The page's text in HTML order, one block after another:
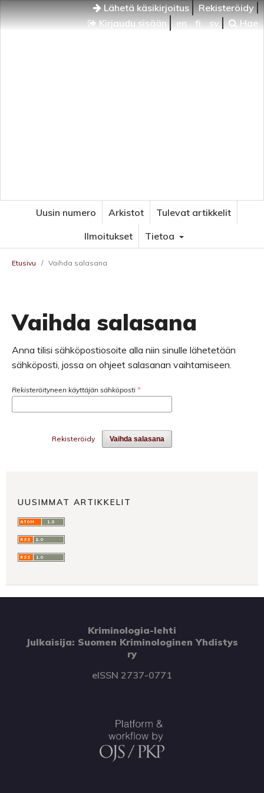
Lähetä käsikirjoitus
Rekisteröidy
Kirjaudu sisään
en fi sv Hae
Uusin numero Arkistot
Tulevat artikkelit
Ilmoitukset
Tietoa
Etusivu / Vaihda salasana
Vaihda salasana
Anna tilisi sähköpostiosoite alla niin sinulle lähetetään
sähköposti, jossa on ohjeet salasanan vaihtamiseen.
Rekisteröityneen käyttäjän sähköposti *
Vaihda salasana
Rekisteröidy
UUSIMMAT ARTIKKELIT
Kriminologia-lehti
Julkaisija: Suomen Kriminologinen Yhdistys
ry
eISSN 2737-0771